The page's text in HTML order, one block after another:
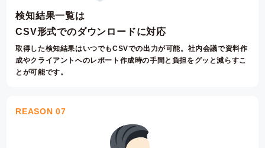
検知結果一覧は
CSV形式でのダウンロードに対応
取得した検知結果はいつでもCSVでの出力が可能。 社内会議で資料作
成やクライアントへのレポート作成時の手間と負担をグッと減らすこ
とが可能です。
REASON 07